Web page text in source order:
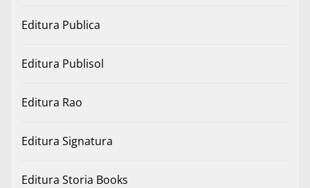
Editura Publica
Editura Publisol
Editura Rao
Editura Signatura
Editura Storia Books